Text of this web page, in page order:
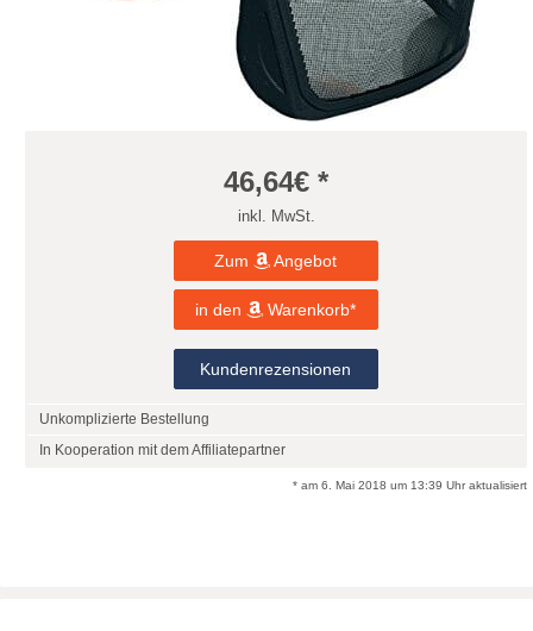
46,64€ *
inkl. MwSt.
Zum Angebot
in den Warenkorb*
Kundenrezensionen
Unkomplizierte Bestellung
In Kooperation mit dem Affiliatepartner
* am 6. Mai 2018 um 13:39 Uhr aktualisiert